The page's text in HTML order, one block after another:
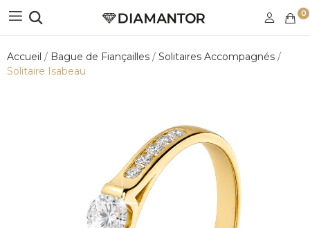
0
Accueil Bague de Fiançailles
Solitaires Accompagnés
Solitaire Isabeau